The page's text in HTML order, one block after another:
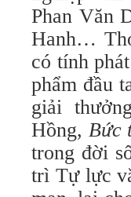
Phan Văn
Hanh…
có tính
phẩm đầu
giải
Hồng, Bức
trong đời
trì Tự lực